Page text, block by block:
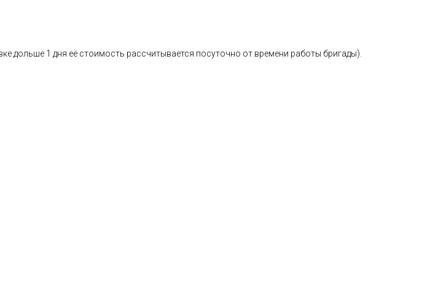
дольше 1 дня её стоимость рассчитывается посуточно от времени работы бригады).